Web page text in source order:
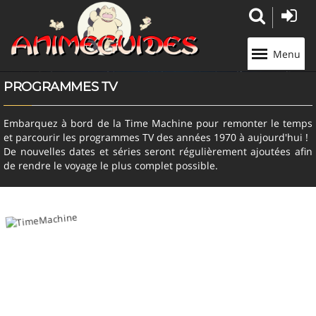
Menu
PROGRAMMES TV
Embarquez à bord de la Time Machine pour remonter le temps
et parcourir les programmes TV des années 1970 à aujourd'hui !
De nouvelles dates et séries seront régulièrement ajoutées afin
de rendre le voyage le plus complet possible.
Panneau de gestion des cookies